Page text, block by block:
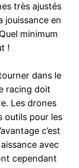
très ajustés
jouissance en
minimum
!
dans le
racing doit
Les drones
outils pour les
c’est
avec
cependant